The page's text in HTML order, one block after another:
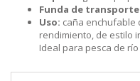
Funda de
Uso: caña enchufable
rendimiento, de estilo
Ideal para pesca de